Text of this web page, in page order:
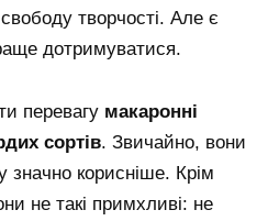
творчості. Але є
дотримуватися.
перевагу макаронні
сортів. Звичайно, вони
корисніше. Крім
не такі примхливі: не